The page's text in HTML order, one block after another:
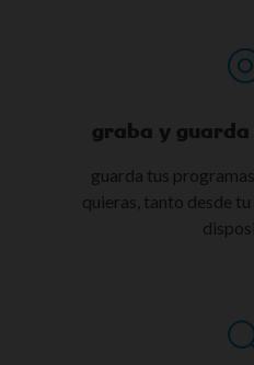
graba y guarda
guarda tus
quieras, tanto desde